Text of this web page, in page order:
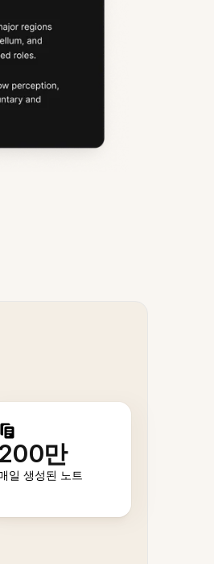
200만
일 생성된 노트